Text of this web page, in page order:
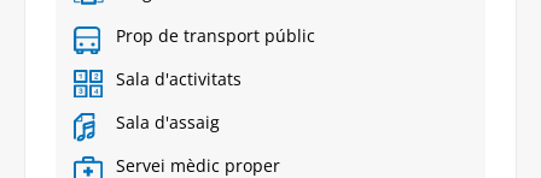
Prop de transport públic
Sala d'activitats
Sala d'assaig
Servei mèdic proper